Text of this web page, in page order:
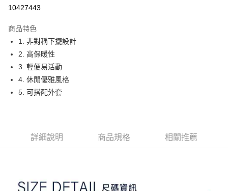
悠遊付
大哥付你分期
相關說明
【大哥付你分期使用說明】
1.本服務由台灣大哥大提供，台灣大哥大用戶可立即使用無須另外申請。
2.付款方式選擇「大哥付你分期」，訂單成立後會自動跳轉到大哥付的交易
消。如遇「轉專審核」未通過狀況，表示未達大哥付你分期系統評分，恕無
2.透過簡訊連結打開帳單後，可選擇「超商條碼／台灣大直營門市／銀行轉
AFTEE先享後付
相關說明
１．簡單：不需註冊會員、不需綁卡、不需儲值。
１．於結帳方式選擇「AFTEE先享後付」後，將跳轉至「AFTEE先享後付」
運送方式
10427443
商品特色
1. 非對稱下擺設計
2. 高保暖性
3. 輕便易活動
4. 休閒優雅風格
5. 可搭配外套
詳細說明 商品規格 相關推薦